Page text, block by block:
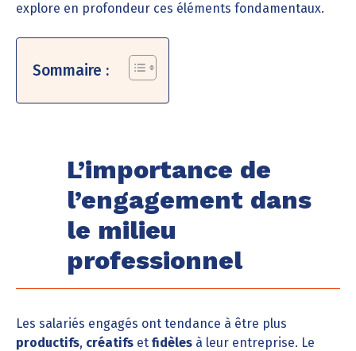
explore en profondeur ces éléments fondamentaux.
Sommaire :
L’importance de
l’engagement dans
le milieu
professionnel
Les salariés engagés ont tendance à être plus
productifs, créatifs et fidèles à leur entreprise. Le